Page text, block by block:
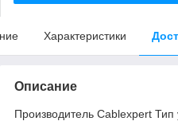
Характеристики
Описание
Производитель Cablexpert